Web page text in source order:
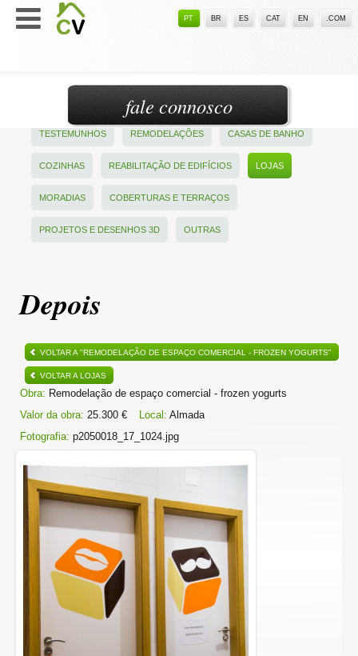
PT BR ES CAT EN .COM
TESTEMUNHOS REMODELAÇÕES CASAS DE BANHO
COZINHAS REABILITAÇÃO DE EDIFÍCIOS LOJAS
MORADIAS COBERTURAS E TERRAÇOS
PROJETOS E DESENHOS 3D OUTRAS
Depois
VOLTAR A "REMODELAÇÃO DE ESPAÇO COMERCIAL - FROZEN YOGURTS"
VOLTAR A LOJAS
Obra: Remodelação de espaço comercial - frozen yogurts
Valor da obra: 25.300 € Local: Almada
Fotografia: p2050018_17_1024.jpg
fale connosco